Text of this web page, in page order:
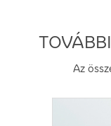
TOVÁBBI
Az